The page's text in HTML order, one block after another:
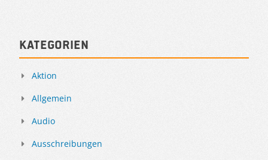
Kategorien
Aktion
Allgemein
Audio
Ausschreibungen